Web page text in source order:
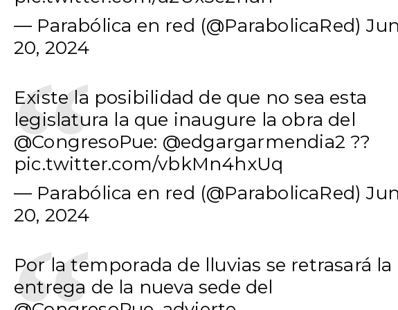
— Parabólica en red (@ParabolicaRed)
20, 2024
Existe la posibilidad de que no sea esta
legislatura la que inaugure la obra del
@CongresoPue: @edgargarmendia2 ?️?
pic.twitter.com/vbkMn4hxUq
— Parabólica en red (@ParabolicaRed)
20, 2024
Por la temporada de lluvias se retrasará la
entrega de la nueva sede del